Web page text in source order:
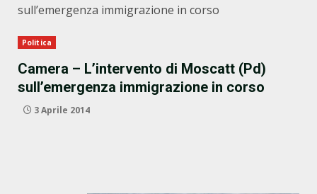
sull’emergenza immigrazione in corso
Politica
Camera – L’intervento di Moscatt (Pd)
sull’emergenza immigrazione in corso
3 Aprile 2014